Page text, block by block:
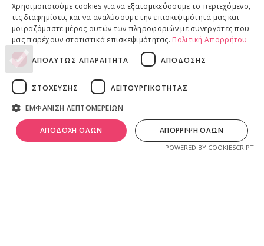
Παραδόσεις προϊόντων
ΝΟΜΙΚΕΣ ΠΛΗΡΟΦΟΡΙΕΣ
Πολιτική απορρήτου
Όροι & Προϋποθέσεις
Ιδιοκτησία, δημιουργία, branding, τεχνική & εμπορική διαχείριση
από τηνOnline Lab - Κυριάκος Παπαδόπουλος.
0
Καλάθι
Χρησιμοποιούμε cookies για να εξατομικεύσουμε το περιεχόμενο,
τις διαφημίσεις και να αναλύσουμε την επισκεψιμότητά μας και
μοιραζόμαστε μέρος αυτών των πληροφοριών με συνεργάτες που
μας παρέχουν στατιστικά επισκεψιμότητας. Πολιτική Απορρήτου
ΑΠΟΛΥΤΩΣ ΑΠΑΡΑΙΤΗΤΑ ΑΠΟΔΟΣΗΣ
ΣΤΟΧΕΥΣΗΣ
ΛΕΙΤΟΥΡΓΙΚΟΤΗΤΑΣ
ΕΜΦΑΝΙΣΗ ΛΕΠΤΟΜΕΡΕΙΩΝ
ΑΠΟΔΟΧΗ ΟΛΩΝ ΑΠΟΡΡΙΨΗ ΟΛΩΝ
POWERED BY COOKIESCRIPT